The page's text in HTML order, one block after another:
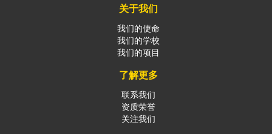
关于我们
我们的使命
我们的学校
我们的项目
了解更多
联系我们
资质荣誉
关注我们